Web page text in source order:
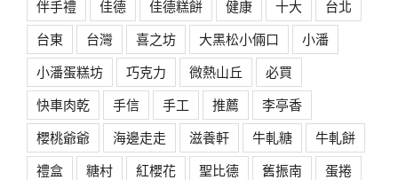
伴手禮
佳德 佳德糕餅 健康 十大
台北
台東
台灣 喜之坊 大黑松小倆口
小潘
小潘蛋糕坊
巧克力 微熱山丘
必買
快車肉乾
手信 手工 推薦
李亭香
櫻桃爺爺
海邊走走 滋養軒 牛軋糖
牛軋餅
禮盒
糖村 紅櫻花 聖比德 舊振南
蛋捲